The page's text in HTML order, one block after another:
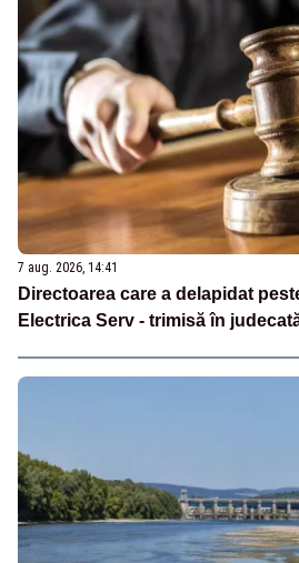
7 aug. 2026, 14:41
Directoarea care a delapidat
Electrica Serv - trimisă în